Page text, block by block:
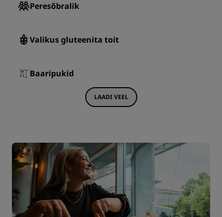
Peresõbralik
Valikus gluteenita toit
Baaripukid
LAADI VEEL